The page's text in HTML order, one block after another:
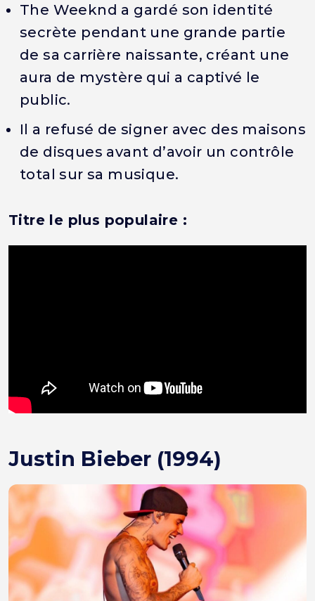
The Weeknd a gardé son identité
secrète pendant une grande partie
de sa carrière naissante, créant une
aura de mystère qui a captivé le
public.
Il a refusé de signer avec des maisons
de disques avant d’avoir un contrôle
total sur sa musique.
Titre le plus populaire :
Justin Bieber (1994)